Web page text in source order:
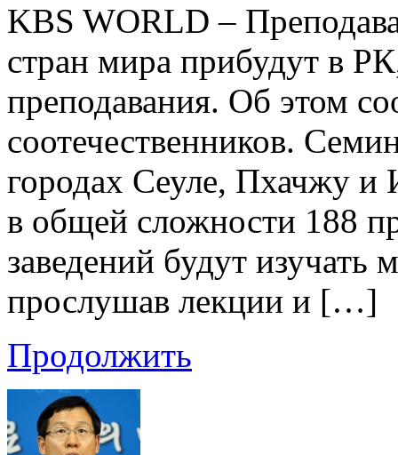
KBS WORLD –
стран мира прибудут в
преподавания. Об этом
соотечественников.
городах Сеуле, Пхачжу
в общей сложности 188
заведений будут изучать
прослушав лекции и […]
Продолжить